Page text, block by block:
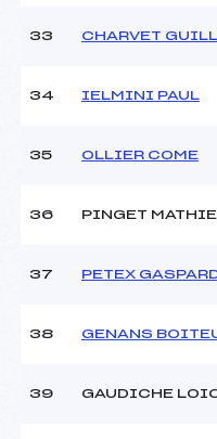
33 CHARVET
34 IELMINI PAUL
35 OLLIER COME
36 PINGET
37 PETEX
38 GENANS
39 GAUDICHE